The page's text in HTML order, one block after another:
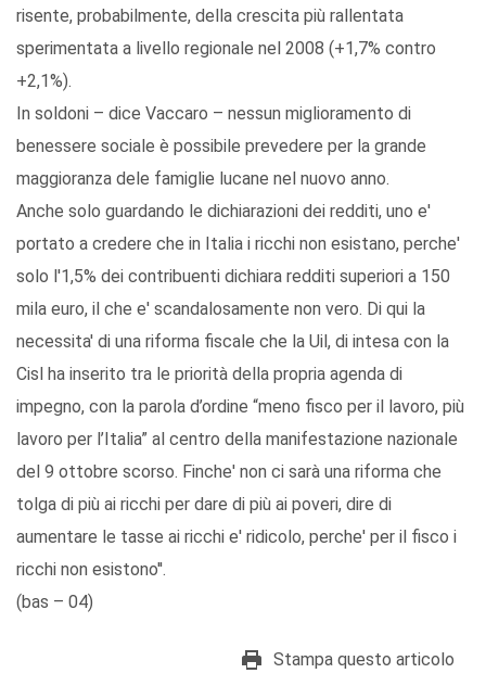
risente, probabilmente, della crescita più rallentata
sperimentata a livello regionale nel 2008 (+1,7% contro
+2,1%).
In soldoni – dice Vaccaro – nessun miglioramento di
benessere sociale è possibile prevedere per la grande
maggioranza dele famiglie lucane nel nuovo anno.
Anche solo guardando le dichiarazioni dei redditi, uno e'
portato a credere che in Italia i ricchi non esistano, perche'
solo l'1,5% dei contribuenti dichiara redditi superiori a 150
mila euro, il che e' scandalosamente non vero. Di qui la
necessita' di una riforma fiscale che la Uil, di intesa con la
Cisl ha inserito tra le priorità della propria agenda di
impegno, con la parola d’ordine “meno fisco per il lavoro, più
lavoro per l’Italia” al centro della manifestazione nazionale
del 9 ottobre scorso. Finche' non ci sarà una riforma che
tolga di più ai ricchi per dare di più ai poveri, dire di
aumentare le tasse ai ricchi e' ridicolo, perche' per il fisco i
ricchi non esistono''.
(bas – 04)
Stampa questo articolo